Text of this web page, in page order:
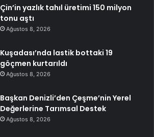
Çin’in yazlık tahıl üretimi 150 milyon
tonu aştı
Ağustos 8, 2026
Kuşadası’nda lastik bottaki 19
göçmen kurtarıldı
Ağustos 8, 2026
Başkan Denizli’den Çeşme’nin Yerel
Değerlerine Tarımsal Destek
Ağustos 8, 2026